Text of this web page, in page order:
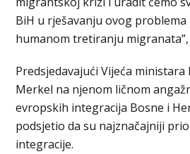
BiH u rješavanju ovog problema
humanom tretiranju migranata”,
Predsjedavajući Vijeća ministara
Merkel na njenom ličnom
evropskih integracija Bosne i
podsjetio da su najznačajniji
integracije.